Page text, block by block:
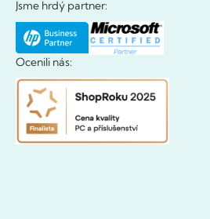
Jsme hrdý partner:
Ocenili nás: